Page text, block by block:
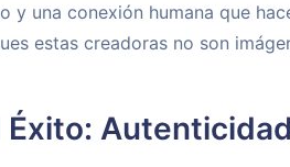
y una conexión humana que
estas creadoras no son
Éxito: